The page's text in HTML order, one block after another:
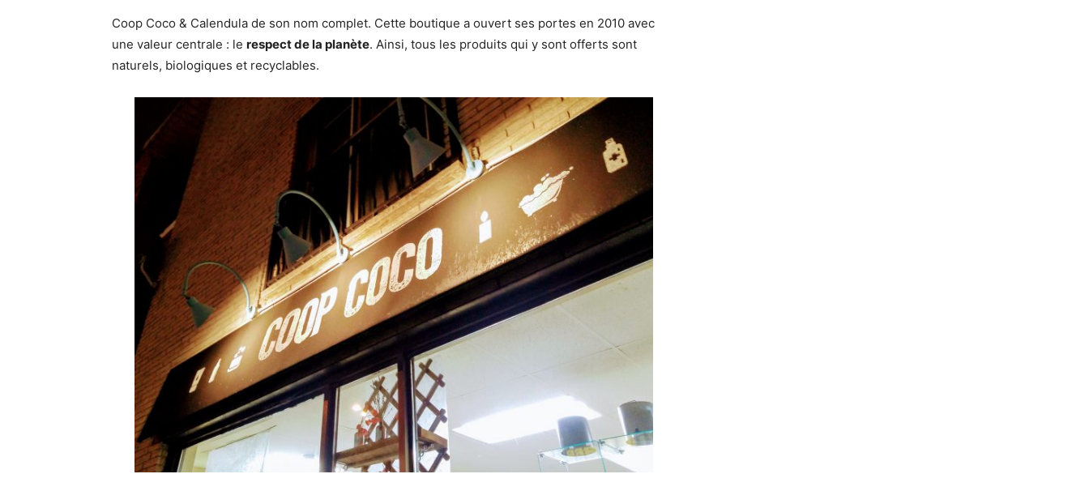
Coop Coco & Calendula de son nom complet. Cette boutique a ouvert ses portes en 2010 avec
une valeur centrale : le respect de la planète. Ainsi, tous les produits qui y sont offerts sont
naturels, biologiques et recyclables.